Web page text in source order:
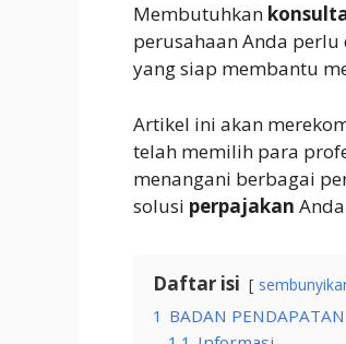
Membutuhkan
perusahaan Anda
yang siap membantu
Artikel ini akan
telah memilih para
menangani berbagai
solusi perpajakan
Daftar isi
1 BADAN